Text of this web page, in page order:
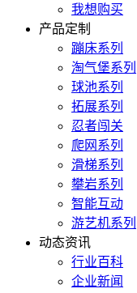
我想购买
产品定制
蹦床系列
淘气堡系列
球池系列
拓展系列
忍者闯关
爬网系列
滑梯系列
攀岩系列
智能互动
游艺机系列
动态资讯
行业百科
企业新闻